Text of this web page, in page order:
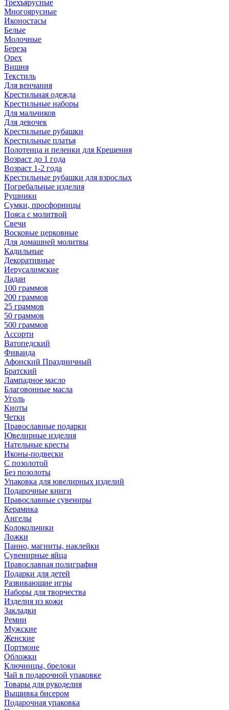
Трехъярусные
Многоярусные
Иконостасы
Белые
Молочные
Береза
Орех
Вишня
Текстиль
Для венчания
Крестильная одежда
Крестильные наборы
Для мальчиков
Для девочек
Крестильные рубашки
Крестильные платья
Полотенца и пеленки для Крещения
Возраст до 1 года
Возраст 1-2 года
Крестильные рубашки для взрослых
Погребальные изделия
Рушники
Сумки, просфорницы
Пояса с молитвой
Свечи
Восковые церковные
Для домашней молитвы
Кадильные
Декоративные
Иерусалимские
Ладан
100 граммов
200 граммов
25 граммов
50 граммов
500 граммов
Ассорти
Ватопедский
Фиваида
Афонский Праздничный
Братский
Лампадное масло
Благовонные масла
Уголь
Киоты
Четки
Православные подарки
Ювелирные изделия
Нательные кресты
Иконы-подвески
С позолотой
Без позолоты
Упаковка для ювелирных изделий
Подарочные книги
Православные сувениры
Керамика
Ангелы
Колокольчики
Ложки
Панно, магниты, наклейки
Сувенирные яйца
Православная полиграфия
Подарки для детей
Развивающие игры
Наборы для творчества
Изделия из кожи
Закладки
Ремни
Мужские
Женские
Портмоне
Обложки
Ключницы, брелоки
Чай в подарочной упаковке
Товары для рукоделия
Вышивка бисером
Подарочная упаковка